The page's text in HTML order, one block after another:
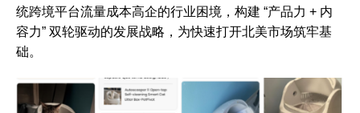
统跨境平台流量成本高企的行业困境，构建 “产品力 + 内
容力” 双轮驱动的发展战略，为快速打开北美市场筑牢基
础。